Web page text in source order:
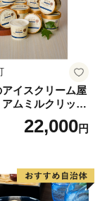
イスクリーム屋
ムミルクリッチ
）（ 北海道アイ
アイス アイス ア
道産アイスクリ
詰合せ 詰め合わ
納税 ）
22,000円